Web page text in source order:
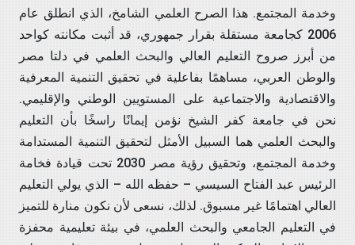
وخدمة المجتمع. هذا الصرح العلمي الشامخ، الذي انطلق عام
2006 كجامعة مستقلة بقرار جمهوري، قد أثبت مكانته كواحد
من أبرز صروح التعليم العالي والبحث العلمي في دلتا مصر
والوطن العربي، مساهمًا بفاعلية في تحقيق التنمية المعرفية
والاقتصادية والاجتماعية على المستويين الوطني والإقليمي.
نحن في جامعة كفر الشيخ نؤمن إيمانًا راسخًا بأن التعليم
والبحث العلمي هما السبيل الأمثل لتحقيق التنمية المستدامة
وخدمة المجتمع، وتحقيق رؤية مصر 2030 تحت قيادة فخامة
الرئيس عبد الفتاح السيسي – حفظه الله – الذي يولي التعليم
العالي اهتمامًا غير مسبوق. لذلك، نسعى لأن نكون منارة للتميز
في التعليم الجامعي والبحث العلمي، في بيئة تعليمية محفزة